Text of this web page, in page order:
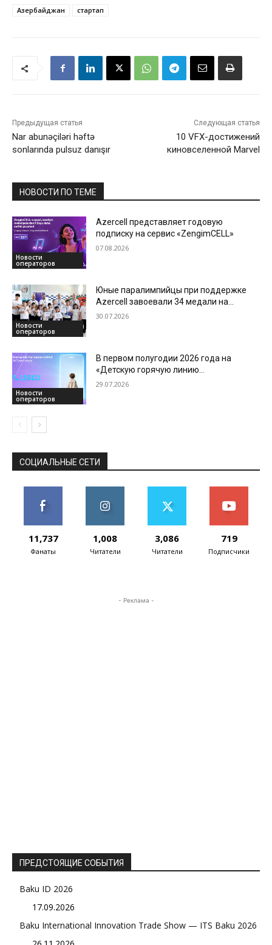
Азербайджан
стартап
Предыдущая статья
Nar abunəçiləri həftə
sonlarında pulsuz danışır
Следующая статья
10 VFX-достижений
киновселенной Marvel
НОВОСТИ ПО ТЕМЕ
Новости
операторов
Azercell представляет годовую
подписку на сервис «ZengimCELL»
07.08.2026
Новости
операторов
Юные паралимпийцы при поддержке
Azercell завоевали 34 медали на
международной арене
30.07.2026
Новости
операторов
В первом полугодии 2026 года на
«Детскую горячую линию
Азербайджана» поступило более 3700
29.07.2026
СОЦИАЛЬНЫЕ СЕТИ
11,737
Фанаты
1,008
Читатели
3,086
Читатели
719
Подписчики
- Реклама -
ПРЕДСТОЯЩИЕ СОБЫТИЯ
Baku ID 2026
17.09.2026
Baku International Innovation Trade Show — ITS Baku 2026